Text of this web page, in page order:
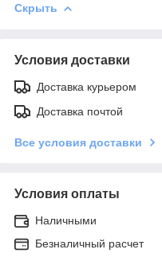
Скрыть
Условия доставки
Доставка курьером
Доставка почтой
Все условия доставки
Условия оплаты
Наличными
Безналичный расчет